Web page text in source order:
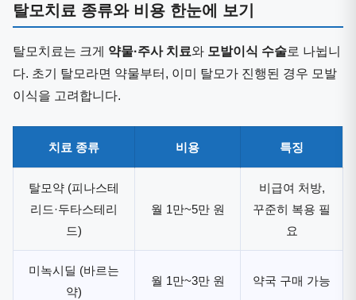
탈모치료 종류와 비용 한눈에 보기
탈모치료는 크게 약물·주사 치료와 모발이식 수술로 나뉩니
다. 초기 탈모라면 약물부터, 이미 탈모가 진행된 경우 모발
이식을 고려합니다.
치료 종류 비용 특징
탈모약 (피나스테
리드·두타스테리
드)
월 1만~5만 원
비급여 처방,
꾸준히 복용 필
요
미녹시딜 (바르는
약)
월 1만~3만 원 약국 구매 가능